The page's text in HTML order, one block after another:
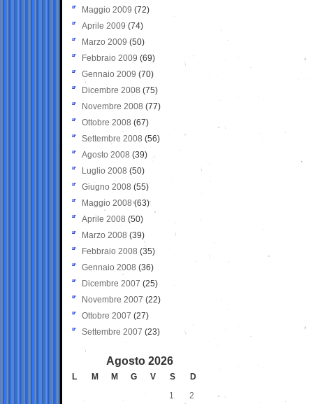
Maggio 2009 (72)
Aprile 2009 (74)
Marzo 2009 (50)
Febbraio 2009 (69)
Gennaio 2009 (70)
Dicembre 2008 (75)
Novembre 2008 (77)
Ottobre 2008 (67)
Settembre 2008 (56)
Agosto 2008 (39)
Luglio 2008 (50)
Giugno 2008 (55)
Maggio 2008(63)
Aprile 2008 (50)
Marzo 2008 (39)
Febbraio 2008 (35)
Gennaio 2008 (36)
Dicembre 2007 (25)
Novembre 2007 (22)
Ottobre 2007 (27)
Settembre 2007 (23)
Agosto 2026
L M M G V S
D
1
2